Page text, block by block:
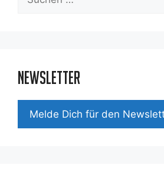
Newsletter
Mel­de Dich für den